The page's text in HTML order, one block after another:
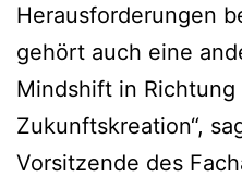
Herausforderungen
gehört auch eine
Mindshift in Richtung
Zukunftskreation“,
Vorsitzende des